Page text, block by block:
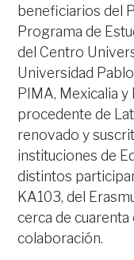
beneficiarios del
Programa de
del Centro
Universidad
PIMA, Mexicalia
procedente de
renovado y
instituciones de
distintos
KA103, del
cerca de
colaboración.